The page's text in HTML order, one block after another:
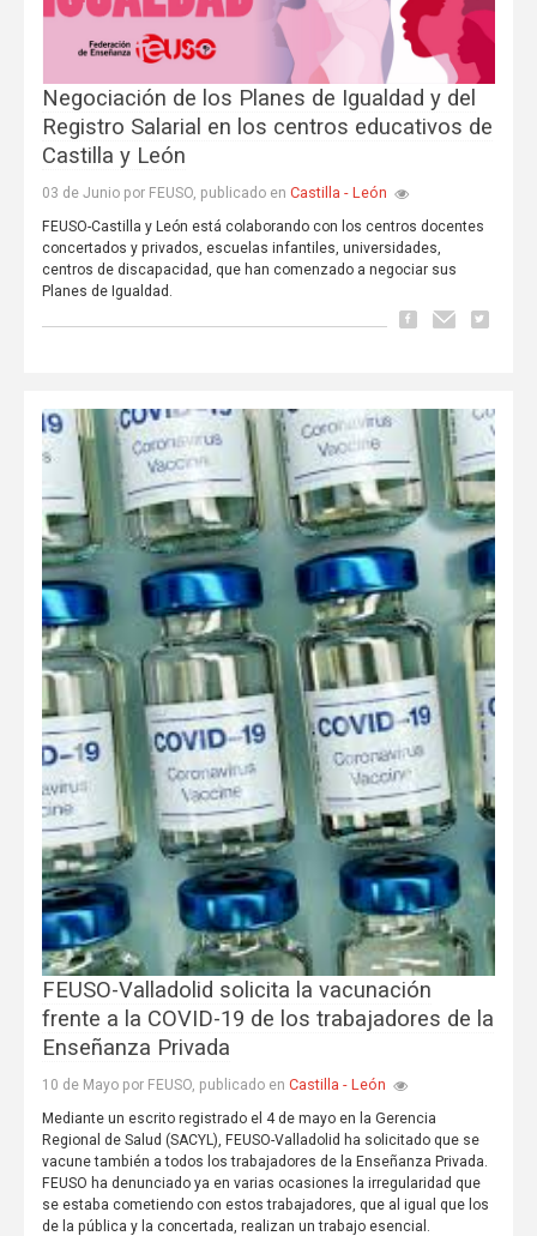
Negociación de los Planes de Igualdad y del
Registro Salarial en los centros educativos de
Castilla y León
03 de Junio por FEUSO, publicado en Castilla - León
FEUSO-Castilla y León está colaborando con los centros docentes
concertados y privados, escuelas infantiles, universidades,
centros de discapacidad, que han comenzado a negociar sus
Planes de Igualdad.
FEUSO-Valladolid solicita la vacunación
frente a la COVID-19 de los trabajadores de la
Enseñanza Privada
10 de Mayo por FEUSO, publicado en Castilla - León
Mediante un escrito registrado el 4 de mayo en la Gerencia
Regional de Salud (SACYL), FEUSO-Valladolid ha solicitado que se
vacune también a todos los trabajadores de la Enseñanza Privada.
FEUSO ha denunciado ya en varias ocasiones la irregularidad que
se estaba cometiendo con estos trabajadores, que al igual que los
de la pública y la concertada, realizan un trabajo esencial.